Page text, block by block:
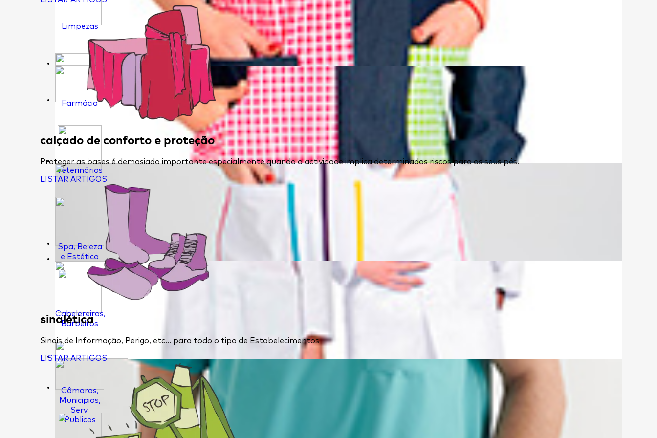
calçado de conforto e proteção
Proteger as bases é demasiado importante especialmente quando a actividade implica determinados riscos para os seus pés.
LISTAR ARTIGOS
sinalética
Sinais de Informação, Perigo, etc... para todo o tipo de Estabelecimentos
LISTAR ARTIGOS
Limpezas
Farmácia
Veterinários
Spa, Beleza
e Estética
Cabelereiros,
Barbeiros
Câmaras,
Municipios,
Serv.
Publicos